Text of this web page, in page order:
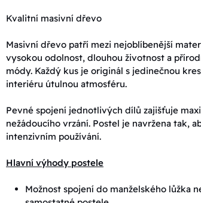
Kvalitní masivní dřevo
Masivní dřevo patří mezi nejoblíbenější
vysokou odolnost, dlouhou životnost a
módy. Každý kus je originál s jedinečnou
interiéru útulnou atmosféru.
Pevné spojení jednotlivých dílů zajišťuje
nežádoucího vrzání. Postel je navržena tak,
intenzivním používání.
Hlavní výhody postele
Možnost spojení do manželského lůžka